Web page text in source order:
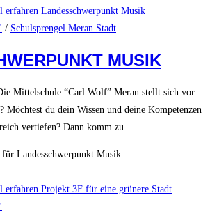
/ Schulsprengel Meran Stadt
MUSIK
Mittelschule “Carl Wolf” Meran stellt sich vor
Möchtest du dein Wissen und deine Kompetenzen
vertiefen? Dann komm zu…
für Landesschwerpunkt Musik